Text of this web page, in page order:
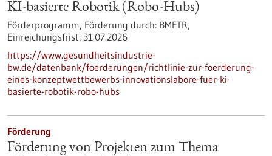
KI-basierte Robotik (Robo-Hubs)
Förderprogramm, Förderung durch: BMFTR,
Einreichungsfrist: 31.07.2026
https://www.gesundheitsindustrie-
bw.de/datenbank/foerderungen/richtlinie-zur-foerderung-
eines-konzeptwettbewerbs-innovationslabore-fuer-ki-
basierte-robotik-robo-hubs
Förderung
Förderung von Projekten zum Thema